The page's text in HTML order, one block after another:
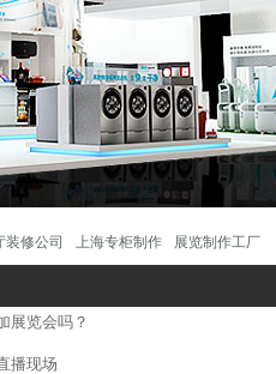
装修公司 上海专柜制作 展览制作工厂
览会吗？
播现场